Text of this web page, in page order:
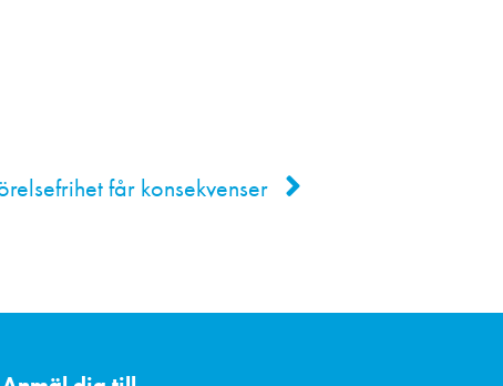
får konsekvenser